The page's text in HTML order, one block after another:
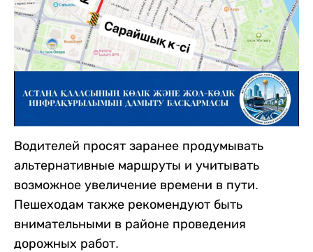
Водителей просят заранее продумывать
альтернативные маршруты и учитывать
возможное увеличение времени в пути.
Пешеходам также рекомендуют быть
внимательными в районе проведения
дорожных работ.